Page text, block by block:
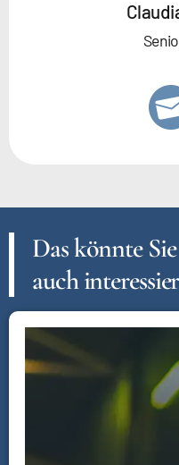
Das könnte Sie
auch